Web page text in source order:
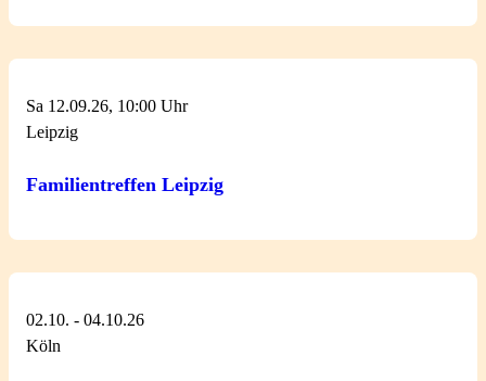
Sa 12.09.26, 10:00 Uhr
Leipzig
Familientreffen Leipzig
02.10. - 04.10.26
Köln